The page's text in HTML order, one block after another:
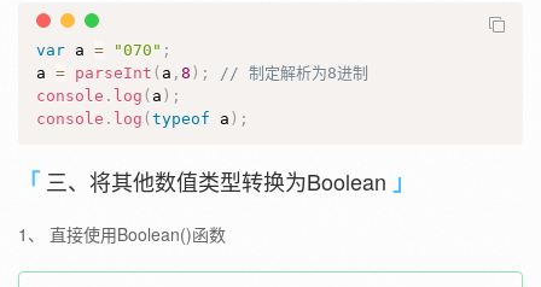
var a = "070" ;
a = parseInt ( a , 8 ) ;
// 制定解析为8进制
console . log ( a ) ;
console . log ( typeof a ) ;
三、将其他数值类型转换为Boolean
1、 直接使用Boolean()函数